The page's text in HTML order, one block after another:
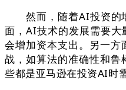
然而，随着AI投资的
面，AI技术的发展需要大
会增加资本支出。另一
战，如算法的准确性和
些都是亚马逊在投资AI时